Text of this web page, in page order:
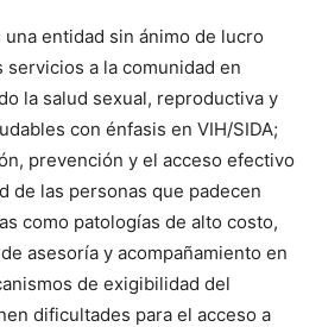
una entidad sin ánimo de lucro
servicios a la comunidad en
la salud sexual, reproductiva y
con énfasis en VIH/SIDA;
prevención y el acceso efectivo
de las personas que padecen
como patologías de alto costo,
asesoría y acompañamiento en
de exigibilidad del
dificultades para el acceso a